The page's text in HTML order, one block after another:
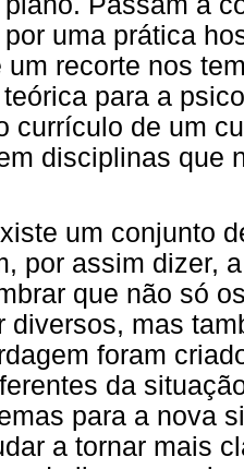
uma prática
um recorte nos
para a
currículo de um
disciplinas que
um conjunto
por assim dizer,
que não só
diversos, mas
foram
da
para a nova
a tornar mais